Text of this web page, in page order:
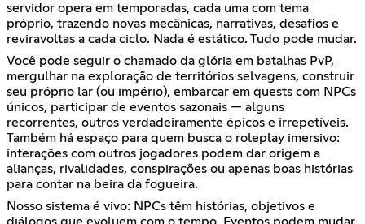
servidor opera em temporadas, cada uma com tema
próprio, trazendo novas mecânicas, narrativas, desafios e
reviravoltas a cada ciclo. Nada é estático. Tudo pode mudar.
Você pode seguir o chamado da glória em batalhas PvP,
mergulhar na exploração de territórios selvagens, construir
seu próprio lar (ou império), embarcar em quests com NPCs
únicos, participar de eventos sazonais — alguns
recorrentes, outros verdadeiramente épicos e irrepetíveis.
Também há espaço para quem busca o roleplay imersivo:
interações com outros jogadores podem dar origem a
alianças, rivalidades, conspirações ou apenas boas histórias
para contar na beira da fogueira.
Nosso sistema é vivo: NPCs têm histórias, objetivos e